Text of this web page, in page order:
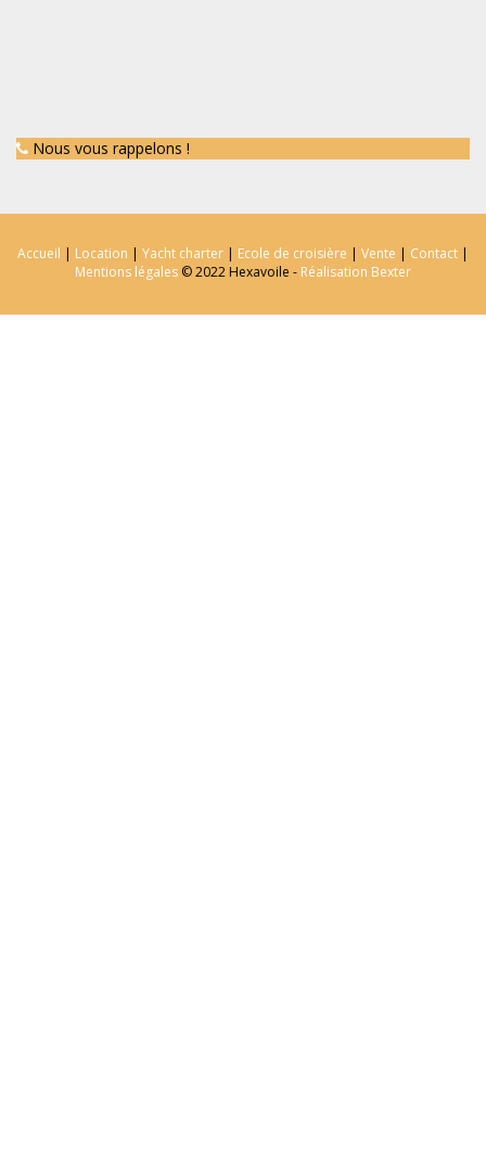
Nous vous rappelons !
Accueil | Location | Yacht charter | Ecole de croisière | Vente | Contact |
Mentions légales © 2022 Hexavoile - Réalisation Bexter